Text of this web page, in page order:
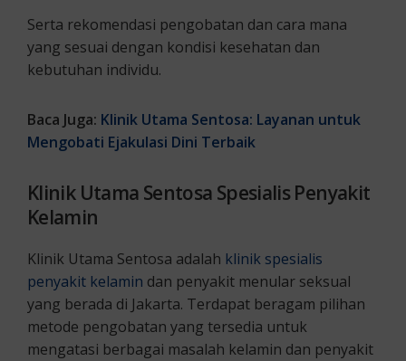
Serta rekomendasi pengobatan dan cara mana
yang sesuai dengan kondisi kesehatan dan
kebutuhan individu.
Baca Juga: Klinik Utama Sentosa: Layanan untuk
Mengobati Ejakulasi Dini Terbaik
Klinik Utama Sentosa Spesialis Penyakit
Kelamin
Klinik Utama Sentosa adalah klinik spesialis
penyakit kelamin dan penyakit menular seksual
yang berada di Jakarta. Terdapat beragam pilihan
metode pengobatan yang tersedia untuk
mengatasi berbagai masalah kelamin dan penyakit